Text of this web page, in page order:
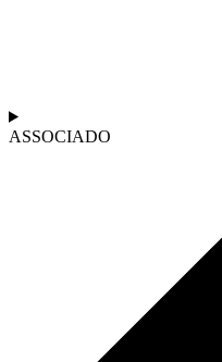
ASSOCIADO